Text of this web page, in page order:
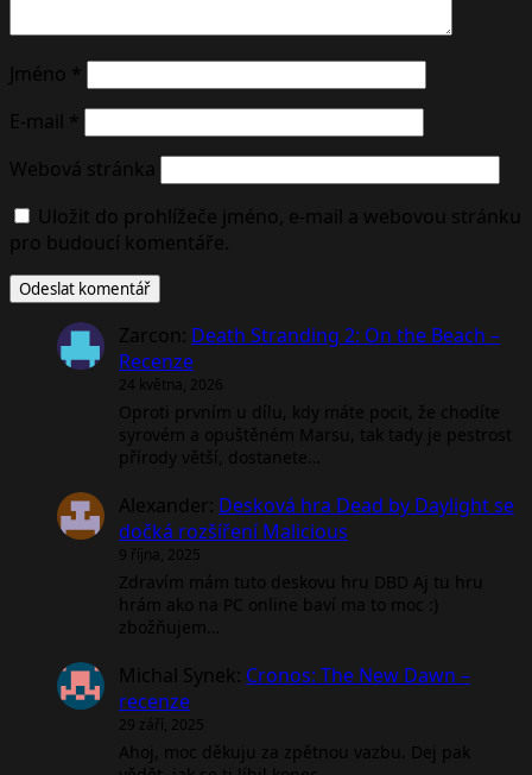
Jméno *
E-mail *
Webová stránka
Uložit do prohlížeče jméno, e-mail a webovou stránku
pro budoucí komentáře.
Zarcon: Death Stranding 2: On the Beach –
Recenze
24 května, 2026
Oproti prvním u dílu, kdy máte pocit, že chodíte
syrovém a opuštěném Marsu, tak tady je pestrost
přírody větší, dostanete…
Alexander: Desková hra Dead by Daylight se
dočká rozšíření Malicious
9 října, 2025
Zdravím mám tuto deskovu hru DBD Aj tu hru
hrám ako na PC online baví ma to moc :)
zbožňujem…
Michal Synek: Cronos: The New Dawn –
recenze
29 září, 2025
Ahoj, moc děkuju za zpětnou vazbu. Dej pak